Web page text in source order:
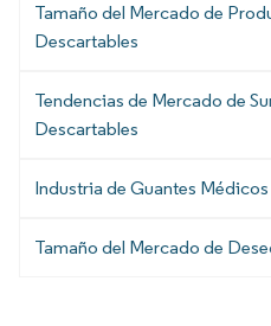
Tamaño del Mercado de
Descartables
Tendencias de Mercado de
Descartables
Industria de Guantes
Tamaño del Mercado de